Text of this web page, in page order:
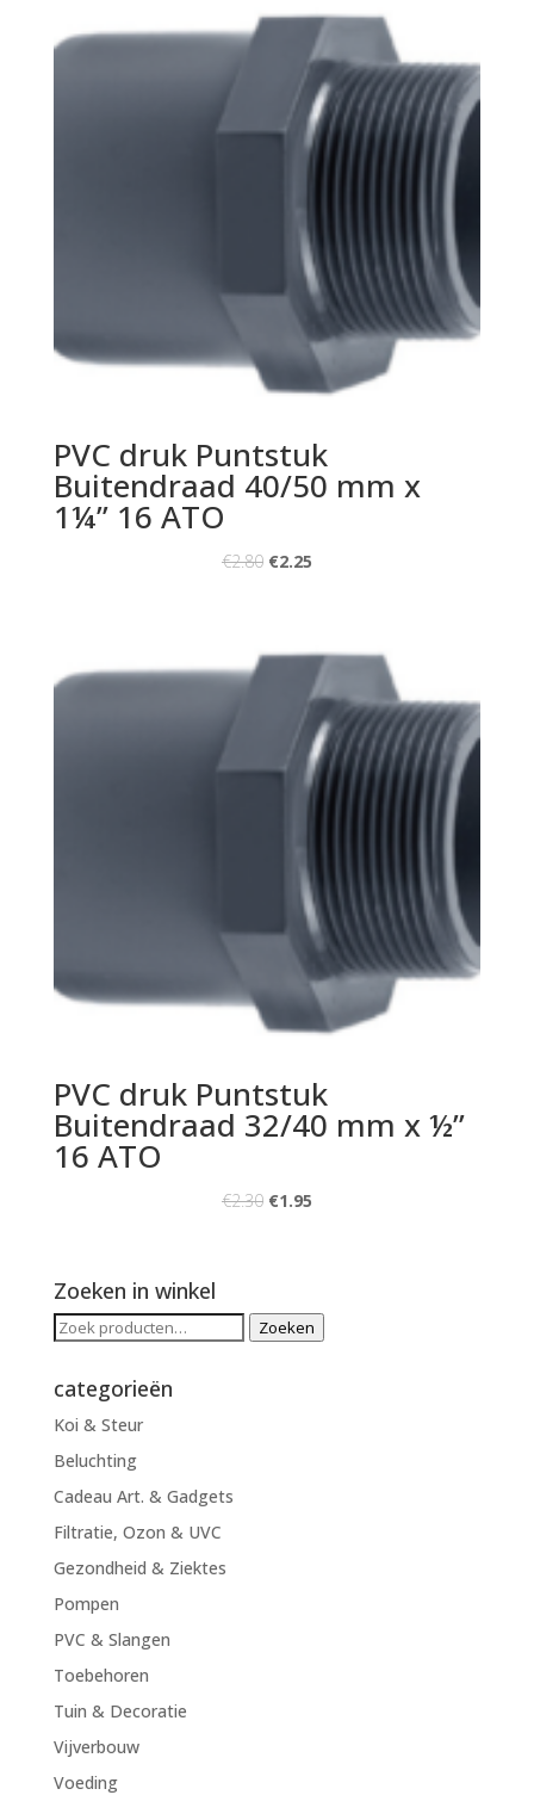
PVC druk Puntstuk
Buitendraad 40/50 mm x
1¼” 16 ATO
€2.80 €2.25
PVC druk Puntstuk
Buitendraad 32/40 mm x ½”
16 ATO
€2.30 €1.95
Zoeken in winkel
Zoeken
Zoeken
categorieën
Koi & Steur
Beluchting
Cadeau Art. & Gadgets
Filtratie, Ozon & UVC
Gezondheid & Ziektes
Pompen
PVC & Slangen
Toebehoren
Tuin & Decoratie
Vijverbouw
Voeding